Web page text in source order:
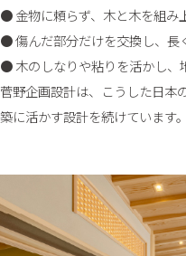
● 金物に頼らず、木と木を組み
● 傷んだ部分だけを交換し、長
● 木のしなりや粘りを活かし、
菅野企画設計は、こうした日本
築に活かす設計を続けています。